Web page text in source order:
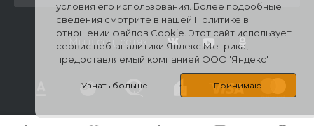
Оставшиеся75% будут
списыватьсяс вашей карты
по25%каждые 2 недели
Подробнее
Мы в соц. сетях
условия его использования. Более подробные
сведения смотрите в нашей Политике в
отношении файлов Cookie. Этот сайт использует
сервис веб-аналитики Яндекс.Метрика,
предоставляемый компанией ООО 'Яндекс'
Узнать больше Принимаю